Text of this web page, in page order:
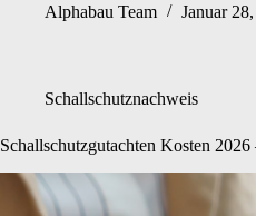
Alphabau Team
Januar
Schallschutznachweis
Schallschutzgutachten Kosten